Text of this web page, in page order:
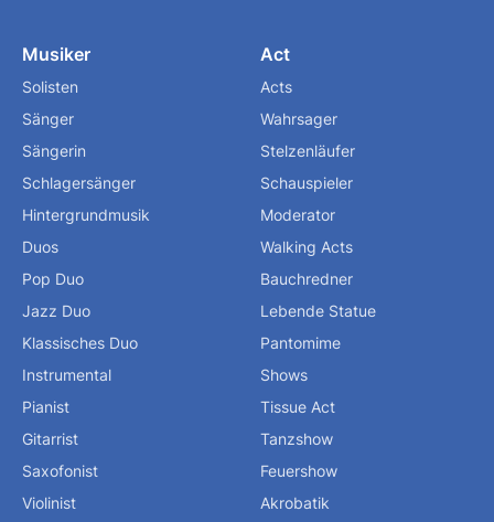
Musiker
Solisten
Sänger
Sängerin
Schlagersänger
Hintergrundmusik
Duos
Pop Duo
Jazz Duo
Klassisches Duo
Instrumental
Pianist
Gitarrist
Saxofonist
Violinist
Act
Acts
Wahrsager
Stelzenläufer
Schauspieler
Moderator
Walking Acts
Bauchredner
Lebende Statue
Pantomime
Shows
Tissue Act
Tanzshow
Feuershow
Akrobatik